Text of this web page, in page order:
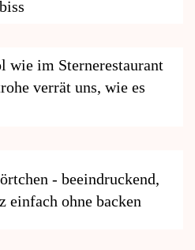
wie im Sternerestaurant
verrät uns, wie es
- beeindruckend,
einfach ohne backen